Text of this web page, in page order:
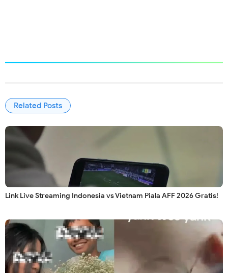
Related Posts
Link Live Streaming Indonesia vs Vietnam Piala AFF 2026 Gratis!